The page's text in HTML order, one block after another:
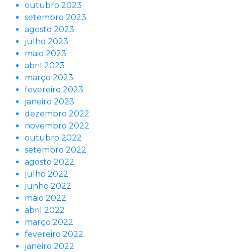
outubro 2023
setembro 2023
agosto 2023
julho 2023
maio 2023
abril 2023
março 2023
fevereiro 2023
janeiro 2023
dezembro 2022
novembro 2022
outubro 2022
setembro 2022
agosto 2022
julho 2022
junho 2022
maio 2022
abril 2022
março 2022
fevereiro 2022
janeiro 2022